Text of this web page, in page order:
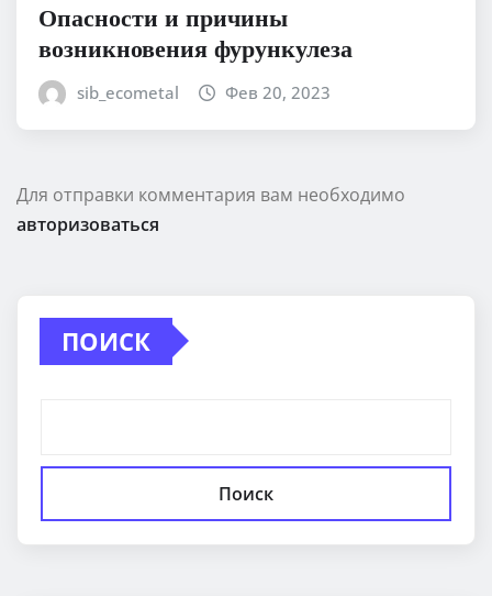
Опасности и причины
возникновения фурункулеза
sib_ecometal Фев 20, 2023
Для отправки комментария вам необходимо
авторизоваться
ПОИСК
Поиск